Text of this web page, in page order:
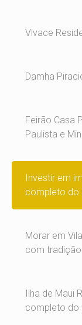
Vivace
Damha
Feirão Casa
Paulista e
Investir em
completo do
Morar em
com
Ilha de Maui
completo do